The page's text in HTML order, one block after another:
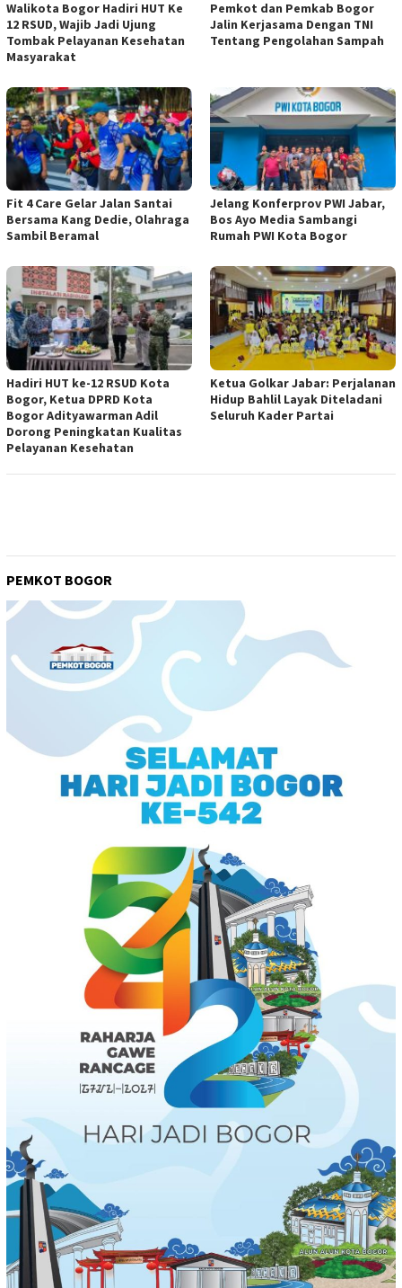
Walikota Bogor Hadiri HUT Ke
12 RSUD, Wajib Jadi Ujung
Tombak Pelayanan Kesehatan
Masyarakat
Pemkot dan Pemkab Bogor
Jalin Kerjasama Dengan TNI
Tentang Pengolahan Sampah
Fit 4 Care Gelar Jalan Santai
Bersama Kang Dedie, Olahraga
Sambil Beramal
Jelang Konferprov PWI Jabar,
Bos Ayo Media Sambangi
Rumah PWI Kota Bogor
Hadiri HUT ke-12 RSUD Kota
Bogor, Ketua DPRD Kota
Bogor Adityawarman Adil
Dorong Peningkatan Kualitas
Pelayanan Kesehatan
Ketua Golkar Jabar: Perjalanan
Hidup Bahlil Layak Diteladani
Seluruh Kader Partai
PEMKOT BOGOR